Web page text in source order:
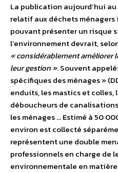
La publication aujourd’hui
relatif aux déchets
pouvant présenter un risque
l’environnement devrait,
« considérablement améliorer
leur gestion ». Souvent
spécifiques des ménages »
enduits, les mastics et
déboucheurs de
les ménages … Estimé à 50
environ est collecté
représentent une double
professionnels en charge de
environnementale en